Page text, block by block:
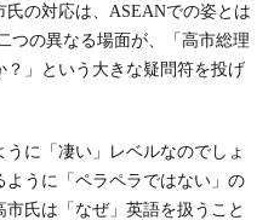
の対応は、ASEANでの姿とは
つの異なる場面が、「高市総理
」という大きな疑問符を投げ
に「凄い」レベルなのでしょ
ように「ペラペラではない」の
氏は「なぜ」英語を扱うこと